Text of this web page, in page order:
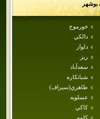
بوشهر
خورموج
دالكي
دلوار
ريز
سعدآباد
شبانكاره
طاهري(سيراف)
عسلويه
كاكي
كلمه